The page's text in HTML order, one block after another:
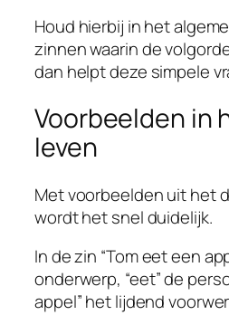
Houd hierbij in het
zinnen waarin de
dan helpt deze simpele
Voorbeelden in
leven
Met voorbeelden uit het
wordt het snel duidelijk.
In de zin “Tom eet een
onderwerp, “eet” de
appel” het lijdend